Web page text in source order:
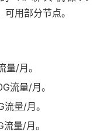
用部分节点。
/月。
流量/月。
量/月。
量/月。